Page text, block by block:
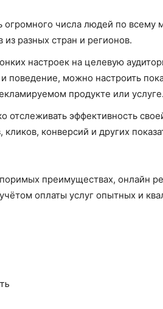
огромного числа людей по
разных стран и регионов.
настроек на целевую
поведение, можно настроить
продукте или услуге.
отслеживать эффективность
конверсий и других
преимуществах, онлайн
оплаты услуг опытных и